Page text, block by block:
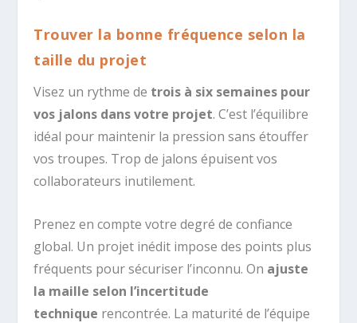
Trouver la bonne fréquence selon la
taille du projet
Visez un rythme de trois à six semaines pour
vos jalons dans votre projet. C’est l’équilibre
idéal pour maintenir la pression sans étouffer
vos troupes. Trop de jalons épuisent vos
collaborateurs inutilement.
Prenez en compte votre degré de confiance
global. Un projet inédit impose des points plus
fréquents pour sécuriser l’inconnu. On ajuste
la maille selon l’incertitude
technique rencontrée. La maturité de l’équipe